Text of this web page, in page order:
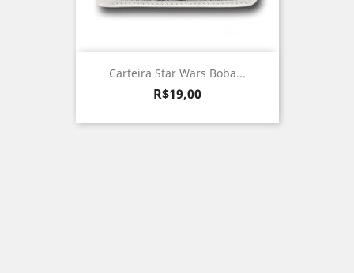
Carteira Star Wars Boba...
Preço
R$19,00